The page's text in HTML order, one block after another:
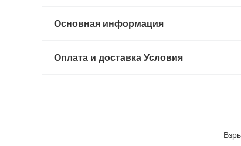
Основная информация
Оплата и доставка Условия